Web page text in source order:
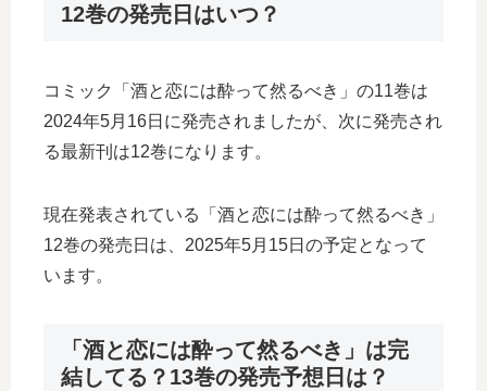
12巻の発売日はいつ？
コミック「酒と恋には酔って然るべき」の11巻は
2024年5月16日に発売されましたが、次に発売され
る最新刊は12巻になります。
現在発表されている「酒と恋には酔って然るべき」
12巻の発売日は、2025年5月15日の予定となって
います。
「酒と恋には酔って然るべき」は完
結してる？13巻の発売予想日は？